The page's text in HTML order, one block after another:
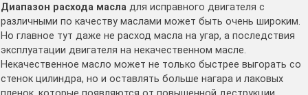
Диапазон расхода масла для исправного двигателя с
различными по качеству маслами может быть очень широким.
Но главное тут даже не расход масла на угар, а последствия
эксплуатации двигателя на некачественном масле.
Некачественное масло может не только быстрее выгорать со
стенок цилиндра, но и оставлять больше нагара и лаковых